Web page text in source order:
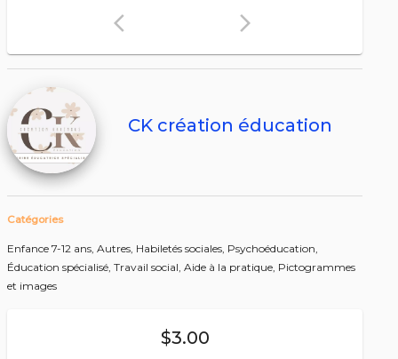
arrow_back_ios arrow_forward_ios
Catégories
Enfance 7-12 ans, Autres, Habiletés sociales, Psychoéducation,
Éducation spécialisé, Travail social, Aide à la pratique, Pictogrammes
et images
$3.00
CK création éducation